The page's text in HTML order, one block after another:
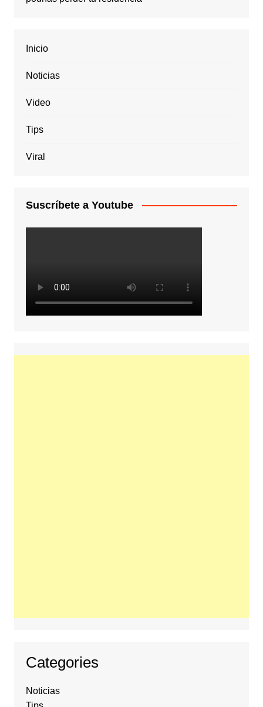
Inicio
Noticias
Video
Tips
Viral
Suscríbete a Youtube
Categories
Noticias